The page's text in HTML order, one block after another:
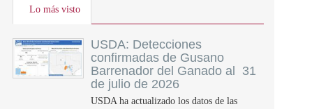
Lo más visto
USDA: Detecciones
confirmadas de Gusano
Barrenador del Ganado al 31
de julio de 2026
USDA ha actualizado los datos de las